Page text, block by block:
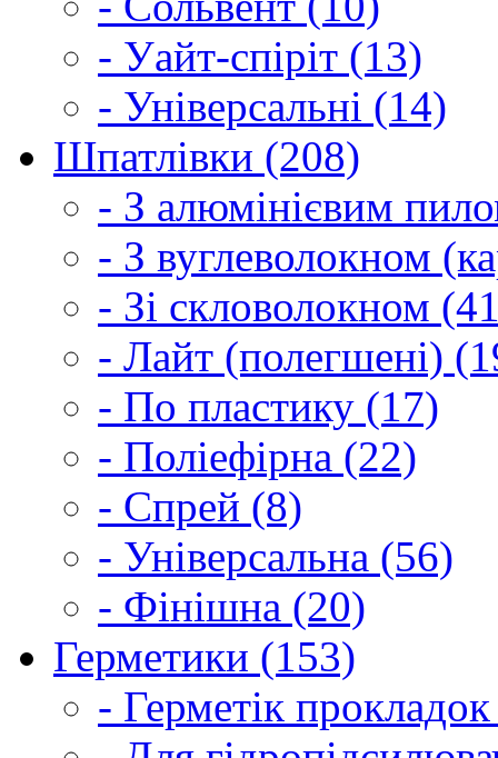
- Уайт-спіріт (13)
- Універсальні (14)
Шпатлівки (208)
- З алюмінієвим
- З вуглеволокном
- Зі скловолокном
- Лайт (полегшені)
- По пластику (17)
- Поліефірна (22)
- Спрей (8)
- Універсальна (56)
- Фінішна (20)
Герметики (153)
- Герметік